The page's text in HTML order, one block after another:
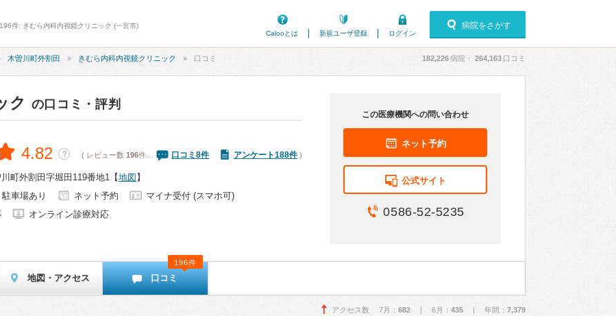
件: きむら内科内視鏡クリニック (一宮市)
Calooとは
新規ユーザ登録 ログイン
病院をさがす
木曽川町外割田 きむら内科内視鏡クリニック 口コミ 182,226病院・ 264,163 口コミ
ク の口コミ・評判
4.82 ？ ( レビュー数 196件… 口コミ 8件 アンケート188件)
町外割田字堀田119番地1 【地図 】
駐車場あり ネット予約
マイナ受付 (スマホ可)
オンライン診療対応
この医療機関への問い合わせ
ネット予約
公式サイト
0586-52-5235
地図・アクセス 口コミ
196件
アクセス数 7月： 682 | 6月： 435 | 年間： 7,379